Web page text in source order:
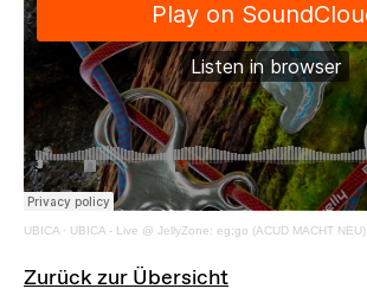
UBICA · UBICA - Live @ JellyZone: eg;go (ACUD MACHT NEU)
Zurück zur Übersicht